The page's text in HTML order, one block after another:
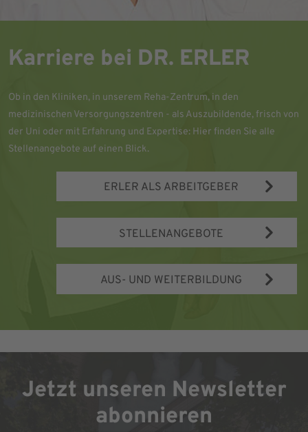
Karriere bei DR. ERLER
Ob in den Kliniken, in unserem Reha-Zentrum, in den
medizinischen Versorgungszentren - als Auszubildende, frisch von
der Uni oder mit Erfahrung und Expertise: Hier finden Sie alle
Stellenangebote auf einen Blick.
ERLER ALS ARBEITGEBER
STELLENANGEBOTE
AUS- UND WEITERBILDUNG
Jetzt unseren Newsletter
abonnieren